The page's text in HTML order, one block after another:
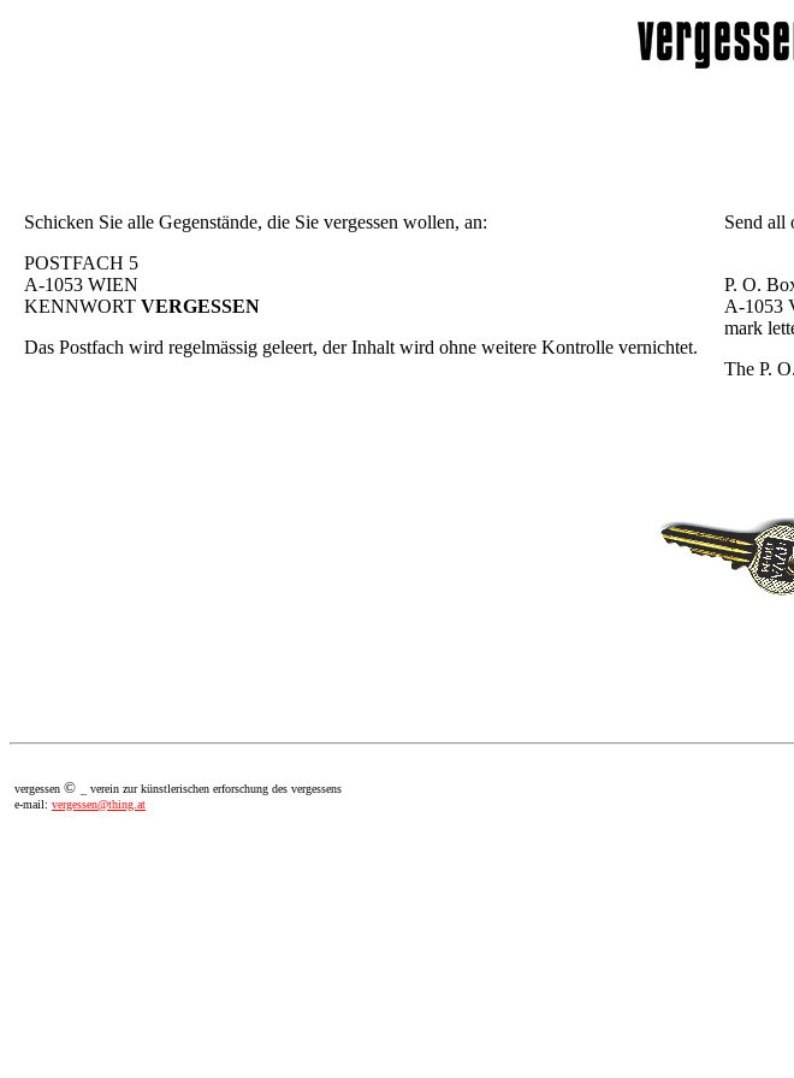
Schicken Sie alle Gegenstände, die Sie vergessen wollen, an:
POSTFACH 5
A-1053 WIEN
KENNWORT VERGESSEN
Das Postfach wird regelmässig geleert, der Inhalt wird ohne weitere Kontrolle vernichtet.
Send all
P. O.
A-1053
mark
The P.
vergessen ©
_ verein zur künstlerischen erforschung des vergessens
e-mail: vergessen@thing.at